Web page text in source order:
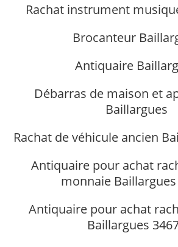
Rachat instrument
Brocanteur
Antiquaire
Débarras de maison et
Baillargues
Rachat de véhicule ancien
Antiquaire pour achat
monnaie Baillargues
Antiquaire pour achat
Baillargues